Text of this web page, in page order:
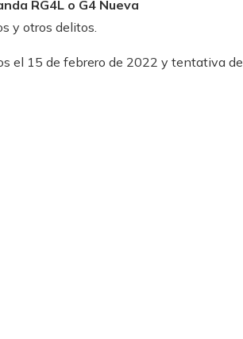
RG4L o G4 Nueva
y otros delitos.
el 15 de febrero de 2022 y tentativa de